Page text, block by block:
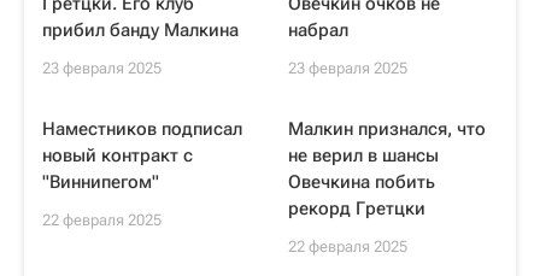
прибил банду Малкина
23 февраля 2025
набрал
23 февраля 2025
Наместников подписал
новый контракт с
"Виннипегом"
22 февраля 2025
Малкин признался, что
не верил в шансы
Овечкина побить
рекорд Гретцки
22 февраля 2025